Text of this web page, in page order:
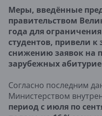
Меры, введённые
правительством
года для
студентов, привели
снижению заявок на
зарубежных
Согласно последним
Министерством
период с июля по